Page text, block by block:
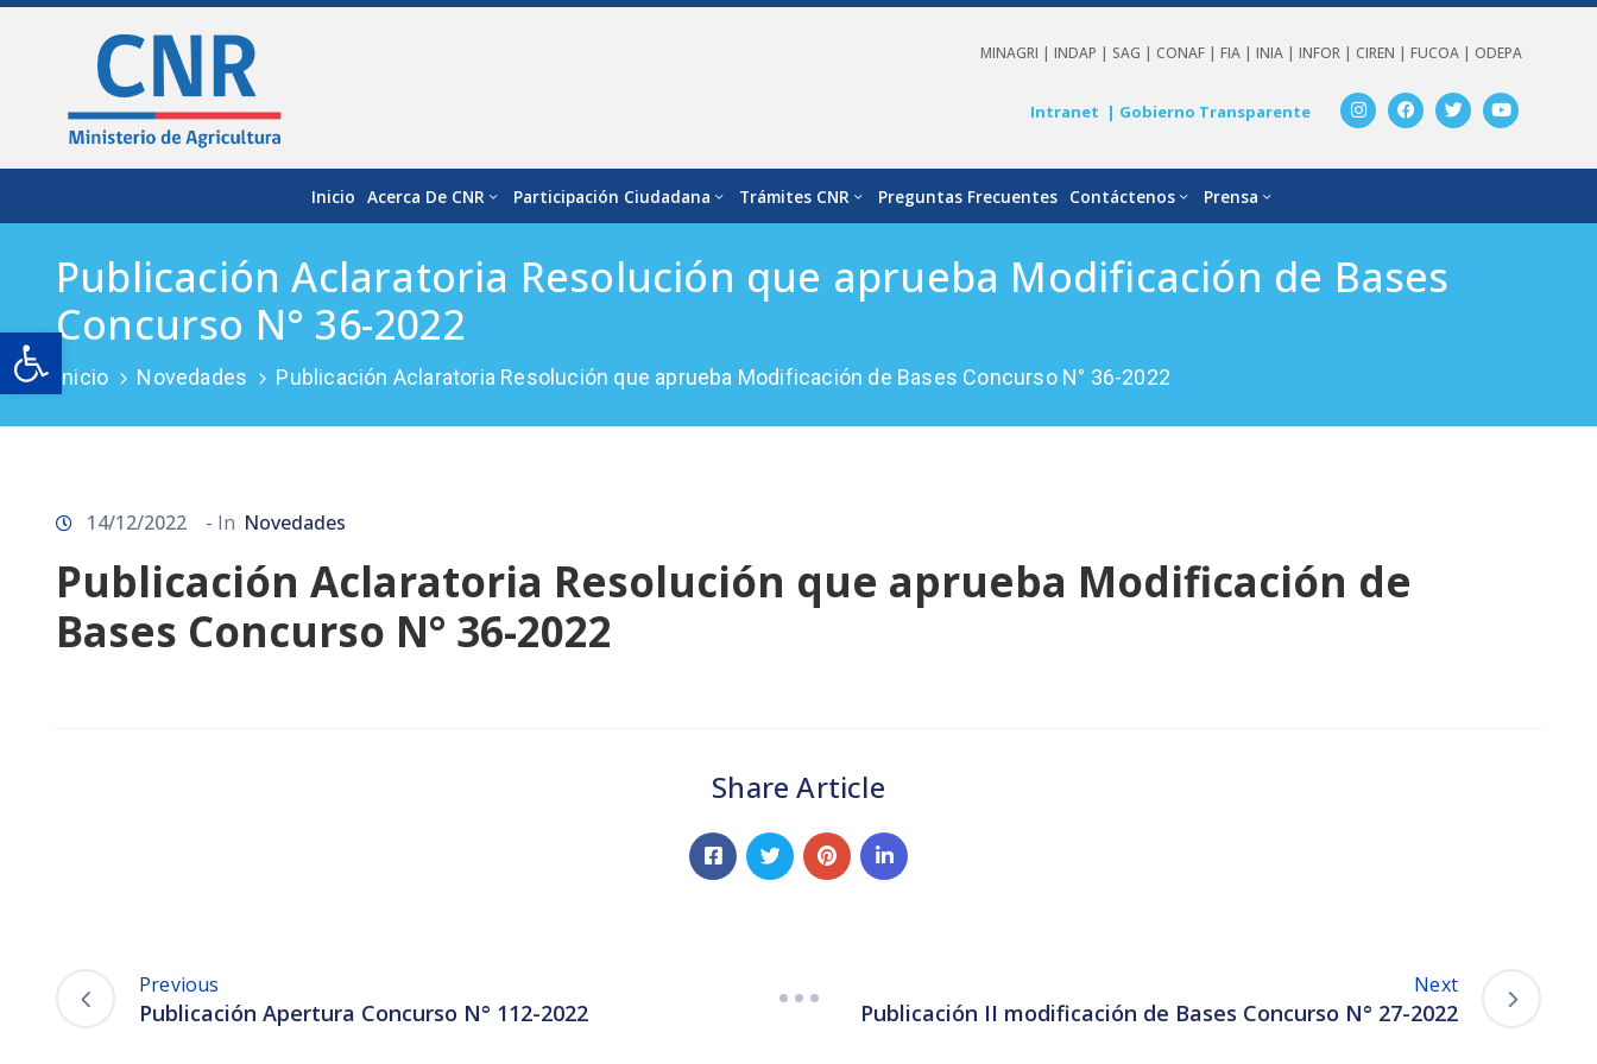
Open toolbar
MINAGRI |INDAP | SAG | CONAF |FIA |INIA |INFOR | CIREN |FUCOA | ODEPA
Intranet | Gobierno Transparente
Inicio Acerca De CNR Participación Ciudadana Trámites CNR Preguntas Frecuentes Contáctenos Prensa
Publicación Aclaratoria Resolución que aprueba Modificación de Bases
Concurso N° 36-2022
Inicio Novedades Publicación Aclaratoria Resolución que aprueba Modificación de Bases Concurso N° 36-2022
14/12/2022 - In Novedades
Publicación Aclaratoria Resolución que aprueba Modificación de
Bases Concurso N° 36-2022
Share Article
Previous
Publicación Apertura Concurso N° 112-2022
Next
Publicación II modificación de Bases Concurso N° 27-2022